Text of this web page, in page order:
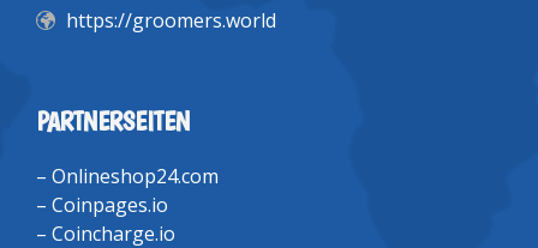
https://groomers.world
PARTNERSEITEN
– Onlineshop24.com
– Coinpages.io
– Coincharge.io